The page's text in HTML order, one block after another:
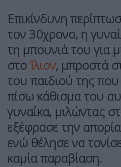
Επικίνδυνη
τον 30χρονο, η
τη μπουνιά του για
στοΊλιον, μπροστά
του παιδιού της
πίσω κάθισμα του
γυναίκα, μιλώντας
εξέφρασε την απορία
ενώ θέλησε να
καμία παραβίαση.